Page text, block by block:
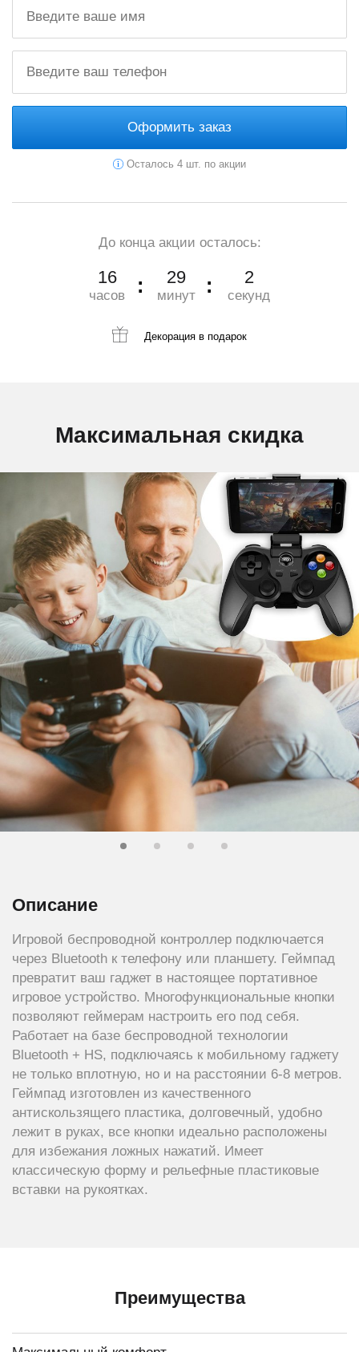
Оформить заказ
Осталось 4 шт. по акции
До конца акции осталось:
16
часов
29
минут
1
секунд
Декорация в подарок
Максимальная скидка
Описание
Игровой беспроводной контроллер подключается
через Bluetooth к телефону или планшету. Геймпад
превратит ваш гаджет в настоящее портативное
игровое устройство. Многофункциональные кнопки
позволяют геймерам настроить его под себя.
Работает на базе беспроводной технологии
Bluetooth + HS, подключаясь к мобильному гаджету
не только вплотную, но и на расстоянии 6-8 метров.
Геймпад изготовлен из качественного
антискользящего пластика, долговечный, удобно
лежит в руках, все кнопки идеально расположены
для избежания ложных нажатий. Имеет
классическую форму и рельефные пластиковые
вставки на рукоятках.
Преимущества